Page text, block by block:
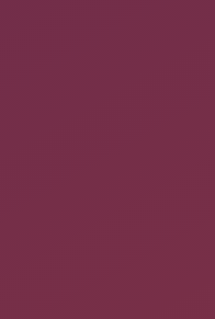
les mises à jour
mises à jour. Votre
toute dernière révision
depuis la
Online Summit
processus de
d'Ubuntu. C'est durant